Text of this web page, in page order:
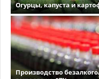
Огурцы, капуста и
Производство